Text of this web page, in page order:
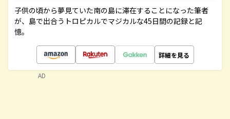
子供の頃から夢見ていた南の島に滞在することになった筆者
が、島で出合うトロピカルでマジカルな45日間の記録と記
憶。
詳細を見る
AD